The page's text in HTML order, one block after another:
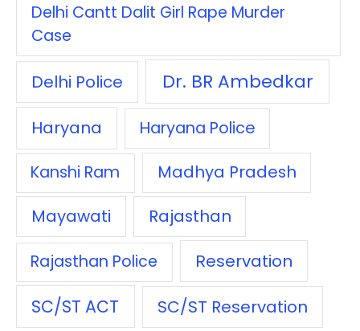
Delhi Cantt Dalit Girl Rape Murder
Case
Delhi Police Dr. BR Ambedkar
Haryana Haryana Police
Kanshi Ram
Madhya Pradesh
Mayawati
Rajasthan
Rajasthan Police Reservation
SC/ST ACT SC/ST Reservation